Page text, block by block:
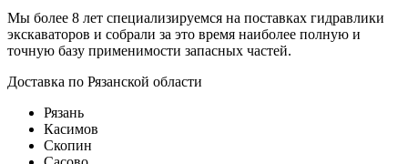
Мы более 8 лет специализируемся на поставках гидравлики
экскаваторов и собрали за это время наиболее полную и
точную базу применимости запасных частей.
Доставка по Рязанской области
Рязань
Касимов
Скопин